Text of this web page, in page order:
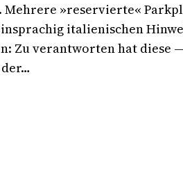
Mehrere »reservierte«
italienischen
Zu verantworten hat diese